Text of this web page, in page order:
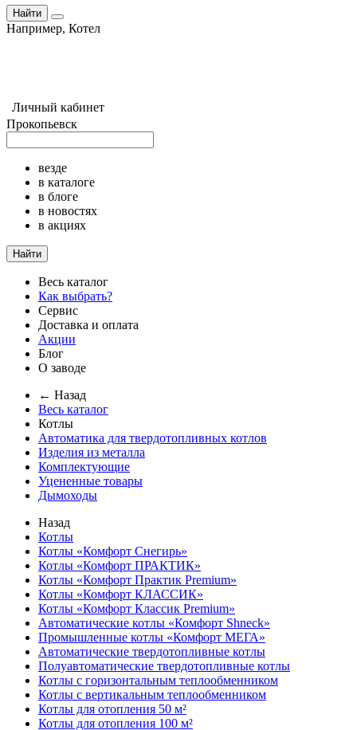
Найти
Например, Котел
Личный кабинет
Прокопьевск
везде
в каталоге
в блоге
в новостях
в акциях
Найти
Весь каталог
Как выбрать?
Сервис
Доставка и оплата
Акции
Блог
О заводе
← Назад
Весь каталог
Котлы
Автоматика для твердотопливных котлов
Изделия из металла
Комплектующие
Уцененные товары
Дымоходы
Назад
Котлы
Котлы «Комфорт Снегирь»
Котлы «Комфорт ПРАКТИК»
Котлы «Комфорт Практик Premium»
Котлы «Комфорт КЛАССИК»
Котлы «Комфорт Классик Premium»
Автоматические котлы «Комфорт Shneck»
Промышленные котлы «Комфорт МЕГА»
Автоматические твердотопливные котлы
Полуавтоматические твердотопливные котлы
Котлы с горизонтальным теплообменником
Котлы с вертикальным теплообменником
Котлы для отопления 50 м²
Котлы для отопления 100 м²